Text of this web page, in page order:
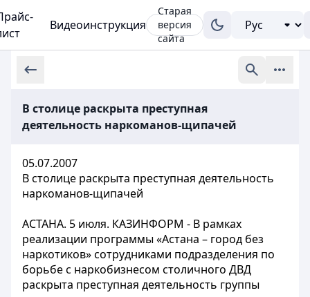
Видеоинструкция
Старая
версия
сайта
В столице раскрыта преступная
деятельность наркоманов-щипачей
05.07.2007
В столице раскрыта преступная деятельность
наркоманов-щипачей
АСТАНА. 5 июля. КАЗИНФОРМ - В рамках
реализации программы «Астана – город без
наркотиков» сотрудниками подразделения по
борьбе с наркобизнесом столичного ДВД
раскрыта преступная деятельность группы